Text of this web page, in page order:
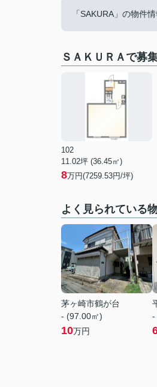
「SAKURA」の物件
ＳＡＫＵＲＡで募
102
11.02坪 (36.45㎡)
8万円(7259.53円/坪)
よく見られている
茅ヶ崎市鶴が台
- (97.00㎡)
10万円
-